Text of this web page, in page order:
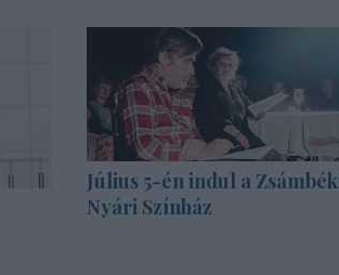
Július 5-én indul a
Nyári Színház